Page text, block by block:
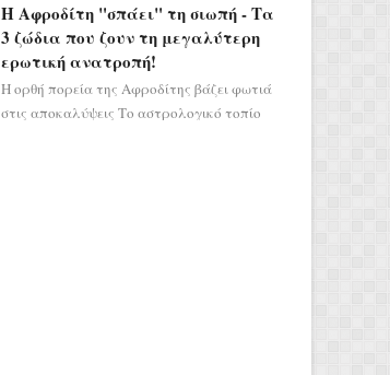
αποδεικνύοντας πως η πραγματική
επιτυχί...
Η Αφροδίτη "σπάει" τη σιωπή - Τα
3 ζώδια που ζουν τη μεγαλύτερη
ερωτική ανατροπή!
Η ορθή πορεία της Αφροδίτης βάζει φωτιά
στις αποκαλύψεις Το αστρολογικό τοπίο